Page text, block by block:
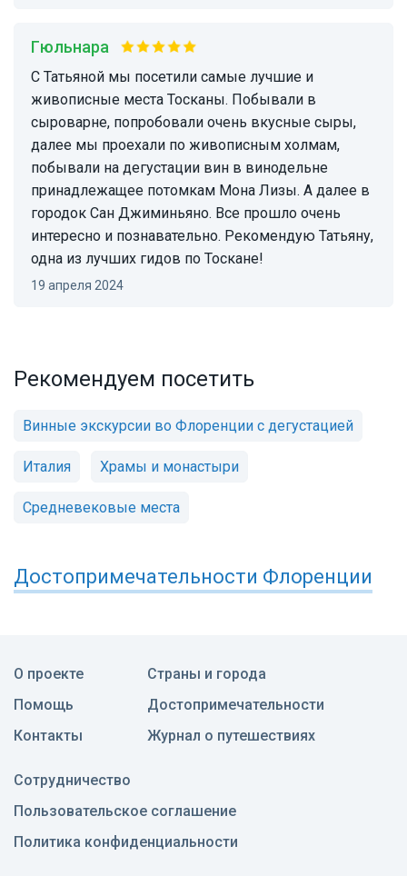
Гюльнара
С Татьяной мы посетили самые лучшие и
живописные места Тосканы. Побывали в
сыроварне, попробовали очень вкусные сыры,
далее мы проехали по живописным холмам,
побывали на дегустации вин в винодельне
принадлежащее потомкам Мона Лизы. А далее в
городок Сан Джиминьяно. Все прошло очень
интересно и познавательно. Рекомендую Татьяну,
одна из лучших гидов по Тоскане!
19 апреля 2024
Рекомендуем посетить
Винные экскурсии во Флоренции с дегустацией
Италия Храмы и монастыри
Средневековые места
Достопримечательности Флоренции
О проекте
Помощь
Контакты
Страны и города
Достопримечательности
Журнал о путешествиях
Сотрудничество
Пользовательское соглашение
Политика конфиденциальности